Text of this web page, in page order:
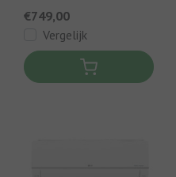
2,5 kW
€749,00
Vergelijk